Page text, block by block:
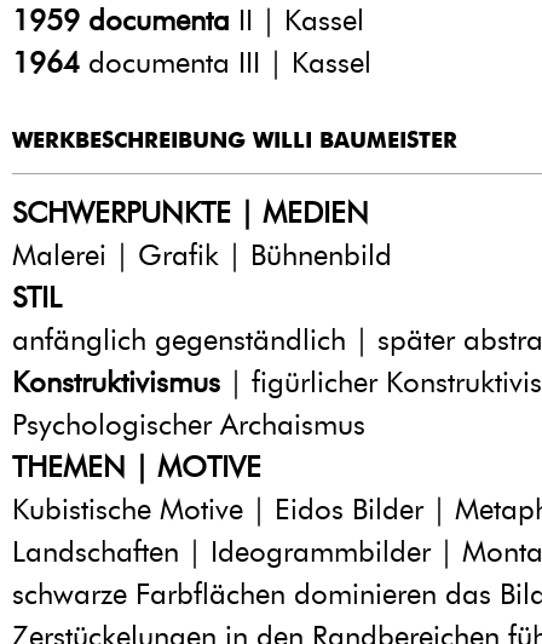
1959 documenta II | Kassel
1964 documenta III | Kassel
WERKBESCHREIBUNG WILLI BAUMEISTER
SCHWERPUNKTE | MEDIEN
Malerei | Grafik | Bühnenbild
STIL
anfänglich gegenständlich | später
Konstruktivismus | figürlicher
Psychologischer Archaismus
THEMEN | MOTIVE
Kubistische Motive | Eidos Bilder |
Landschaften | Ideogrammbilder |
schwarze Farbflächen dominieren das
Zerstückelungen in den Randbereichen